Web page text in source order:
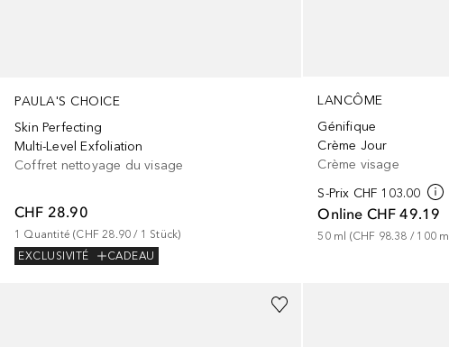
PAULA'S CHOICE
Skin Perfecting
Multi-Level Exfoliation
Coffret nettoyage du visage
CHF 28.90
1 Quantité (CHF 28.90 / 1 Stück)
EXCLUSIVITÉ
CADEAU
LANCÔME
Génifique
Crème Jour
Crème visage
S-Prix CHF 103.00
Online CHF 49.19
50 ml (CHF 98.38 / 100 ml